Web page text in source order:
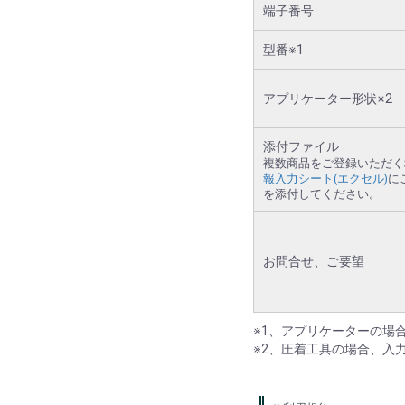
端子番号
型番※1
アプリケーター形状※2
添付ファイル
複数商品をご登録いただ
報入力シート(エクセル)に
を添付してください。
お問合せ、ご要望
※1、アプリケーターの場
※2、圧着工具の場合、入